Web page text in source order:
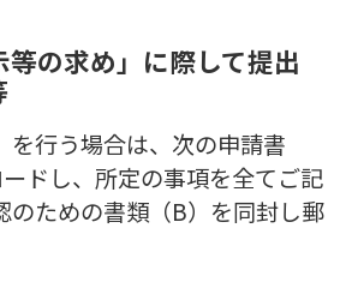
等の求め」に際して提出
を行う場合は、次の申請書
ードし、所定の事項を全てご記
のための書類（B）を同封し郵